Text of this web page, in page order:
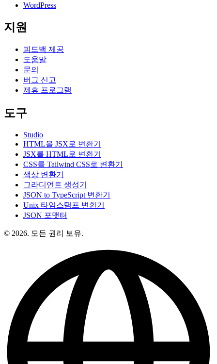
WordPress
지원
피드백 제공
도움말
문의
버그 신고
제휴 프로그램
도구
Studio
HTML을 JSX로 변환기
JSX를 HTML로 변환기
CSS를 Tailwind CSS로 변환기
색상 변환기
그라디언트 생성기
JSON to TypeScript 변환기
Unix 타임스탬프 변환기
JSON 포맷터
© 2026. 모든 권리 보유.